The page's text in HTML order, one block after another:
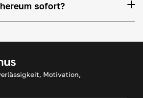
sofort?
Motivation,